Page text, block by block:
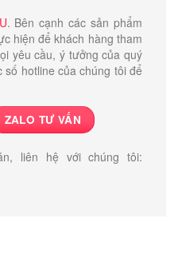
. Bên cạnh các sản phẩm
hiện để khách hàng tham
yêu cầu, ý tưởng của quý
hotline của chúng tôi để
ZALO TƯ VẤN
liên hệ với chúng tôi: